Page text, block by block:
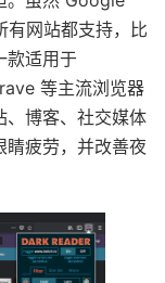
有网站都支持，比
款适用于
等主流浏览器
、博客、社交媒体
睛疲劳，并改善夜